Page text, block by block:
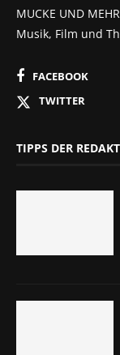
MUCKE UND
Musik, Film und
FACEBOOK
TWITTER
TIPPS DER